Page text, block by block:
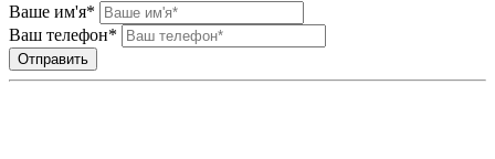
Ваше им'я*
Ваш телефон*